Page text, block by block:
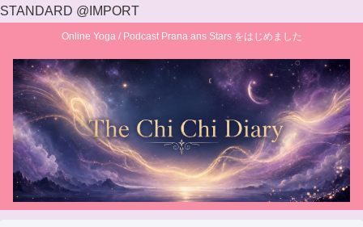
STANDARD @IMPORT
Online Yoga / Podcast Prana ans Stars をはじめました